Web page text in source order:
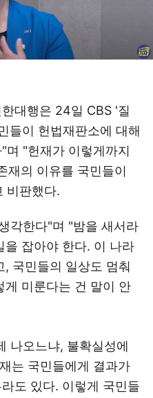
대행은 24일 CBS '질
들이 헌법재판소에 대해
며 "헌재가 이렇게까지
재의 이유를 국민들이
비판했다.
각한다"며 "밤을 새서라
을 잡아야 한다. 이 나라
국민들의 일상도 멈춰
게 미룬다는 건 말이 안
나오느냐, 불확실성에
는 국민들에게 결과가
도 있다. 이렇게 국민들